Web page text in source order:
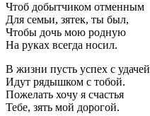
Чтоб добытчиком отменным
Для семьи, зятек, ты был,
Чтобы дочь мою родную
На руках всегда носил.
В жизни пусть успех с удачей
Идут рядышком с тобой.
Пожелать хочу я счастья
Тебе, зять мой дорогой.